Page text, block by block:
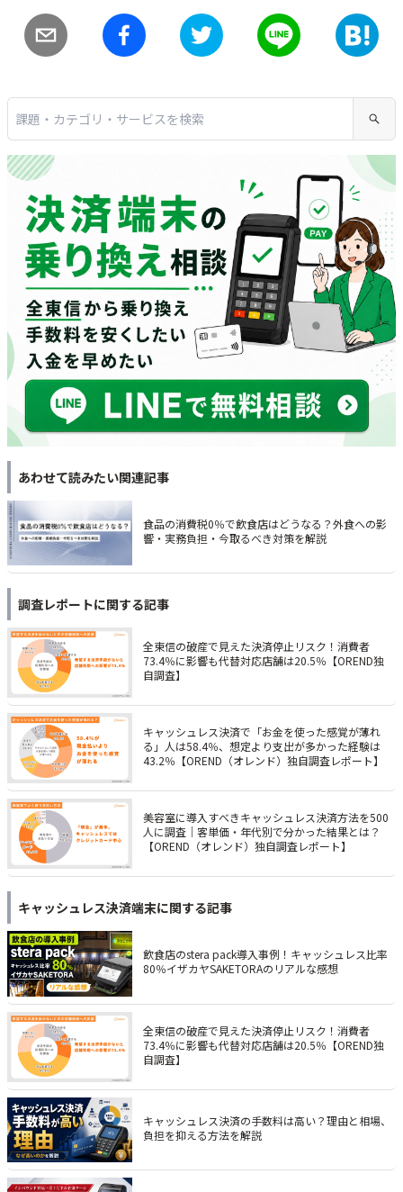
あわせて読みたい関連記事
食品の消費税0％で飲食店はどうなる？外食への影
響・実務負担・今取るべき対策を解説
調査レポートに関する記事
全東信の破産で見えた決済停止リスク！消費者
73.4％に影響も代替対応店舗は20.5％【OREND独
自調査】
キャッシュレス決済で「お金を使った感覚が薄れ
る」人は58.4％、想定より支出が多かった経験は
43.2％【OREND（オレンド）独自調査レポート】
美容室に導入すべきキャッシュレス決済方法を500
人に調査｜客単価・年代別で分かった結果とは？
【OREND（オレンド）独自調査レポート】
キャッシュレス決済端末に関する記事
飲食店のstera pack導入事例！キャッシュレス比率
80％イザカヤSAKETORAのリアルな感想
全東信の破産で見えた決済停止リスク！消費者
73.4％に影響も代替対応店舗は20.5％【OREND独
自調査】
キャッシュレス決済の手数料は高い？理由と相場、
負担を抑える方法を解説